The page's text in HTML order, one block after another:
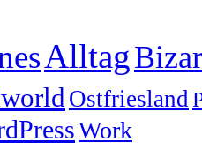
Alltag
Ostfriesland
Work